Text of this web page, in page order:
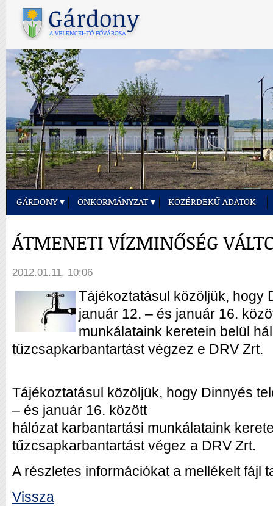
GÁRDONY ÖNKORMÁNYZAT KÖZÉRDEKŰ ADATOK
ÁTMENETI VÍZMINŐSÉG
2012.01.11. 10:06
Tájékoztatásul közöljük, hogy
január 12. – és január 16.
munkálataink keretein belül
tűzcsapkarbantartást végzez e DRV Zrt.
Tájékoztatásul közöljük, hogy Dinnyés
– és január 16. között
hálózat karbantartási munkálataink
tűzcsapkarbantartást végez a DRV Zrt.
A részletes információkat a mellékelt fájl
Vissza